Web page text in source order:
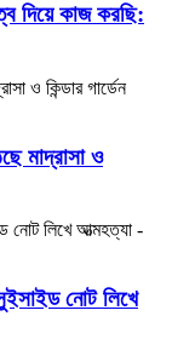
দিয়ে কাজ করছি:
মাদ্রাসা ও
নোট লিখে